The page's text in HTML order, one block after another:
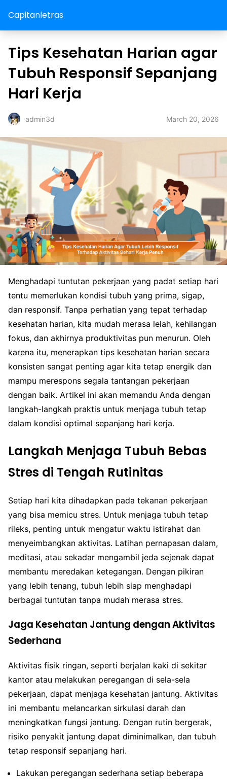
Capitanletras
Tips Kesehatan Harian agar
Tubuh Responsif Sepanjang
Hari Kerja
admin3d March 20, 2026
Menghadapi tuntutan pekerjaan yang padat setiap hari
tentu memerlukan kondisi tubuh yang prima, sigap,
dan responsif. Tanpa perhatian yang tepat terhadap
kesehatan harian, kita mudah merasa lelah, kehilangan
fokus, dan akhirnya produktivitas pun menurun. Oleh
karena itu, menerapkan tips kesehatan harian secara
konsisten sangat penting agar kita tetap energik dan
mampu merespons segala tantangan pekerjaan
dengan baik. Artikel ini akan memandu Anda dengan
langkah-langkah praktis untuk menjaga tubuh tetap
dalam kondisi optimal sepanjang hari kerja.
Langkah Menjaga Tubuh Bebas
Stres di Tengah Rutinitas
Setiap hari kita dihadapkan pada tekanan pekerjaan
yang bisa memicu stres. Untuk menjaga tubuh tetap
rileks, penting untuk mengatur waktu istirahat dan
menyeimbangkan aktivitas. Latihan pernapasan dalam,
meditasi, atau sekadar mengambil jeda sejenak dapat
membantu meredakan ketegangan. Dengan pikiran
yang lebih tenang, tubuh lebih siap menghadapi
berbagai tuntutan tanpa mudah merasa stres.
Jaga Kesehatan Jantung dengan Aktivitas
Sederhana
Aktivitas fisik ringan, seperti berjalan kaki di sekitar
kantor atau melakukan peregangan di sela-sela
pekerjaan, dapat menjaga kesehatan jantung. Aktivitas
ini membantu melancarkan sirkulasi darah dan
meningkatkan fungsi jantung. Dengan rutin bergerak,
risiko penyakit jantung dapat diminimalkan, dan tubuh
tetap responsif sepanjang hari.
Lakukan peregangan sederhana setiap beberapa